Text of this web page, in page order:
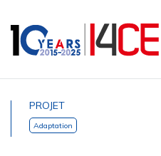
PROJET
Adaptation